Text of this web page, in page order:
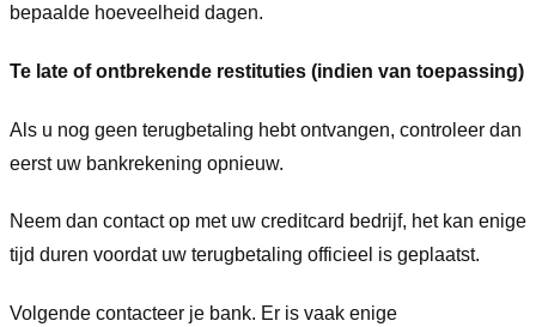
bepaalde hoeveelheid dagen.
Te late of ontbrekende restituties (indien van toepassing)
Als u nog geen terugbetaling hebt ontvangen, controleer dan
eerst uw bankrekening opnieuw.
Neem dan contact op met uw creditcard bedrijf, het kan enige
tijd duren voordat uw terugbetaling officieel is geplaatst.
Volgende contacteer je bank. Er is vaak enige